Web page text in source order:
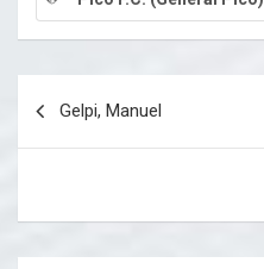
Gelpi, Manuel